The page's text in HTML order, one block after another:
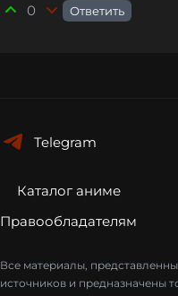
Ответить
0
Telegram
Каталог аниме
Правообладателям
Все материалы,
источников и предназначены